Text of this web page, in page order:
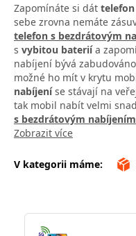
Zapomínáte si dát
sebe zrovna nemáte
telefon s bezdrátovým
s vybitou bateriía
nabíjení bývá
možné ho mít v krytu
nabíjeníse stávají na
tak mobil nabít velmi
s bezdrátovým nabíjením
Zobrazit více
V kategorii máme: